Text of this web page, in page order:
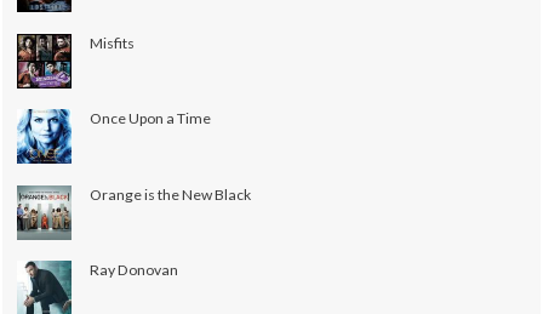
Misfits
Once Upon a Time
Orange is the New Black
Ray Donovan